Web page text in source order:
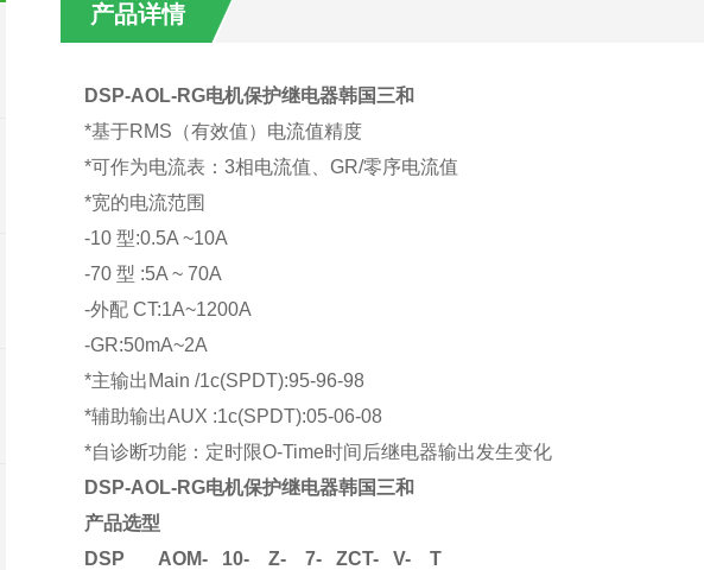
产品详情
DSP-AOL-RG电机保护继电器韩国三和
*基于RMS（有效值）电流值精度
*可作为电流表：3相电流值、GR/零序电流值
*宽的电流范围
-10 型:0.5A ~10A
-70 型 :5A ~ 70A
-外配 CT:1A~1200A
-GR:50mA~2A
*主输出Main /1c(SPDT):95-96-98
*辅助输出AUX :1c(SPDT):05-06-08
*自诊断功能：定时限O-Time时间后继电器输出发生变化
DSP-AOL-RG电机保护继电器韩国三和
产品选型
DSP AOM- 10- Z- 7- ZCT- V- T